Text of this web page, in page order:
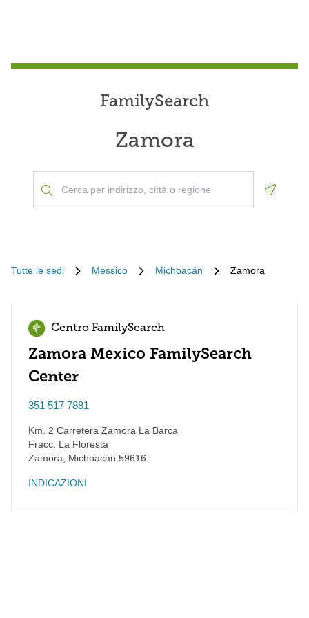
FamilySearch
Zamora
Tutte le sedi Messico Michoacán Zamora
Centro FamilySearch
Zamora Mexico FamilySearch
Center
351 517 7881
Km. 2 Carretera Zamora La Barca
Fracc. La Floresta
Zamora
Michoacán 59616
INDICAZIONI